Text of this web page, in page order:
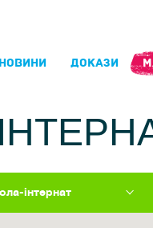
НОВИНИ ДОКАЗИ
інтернат